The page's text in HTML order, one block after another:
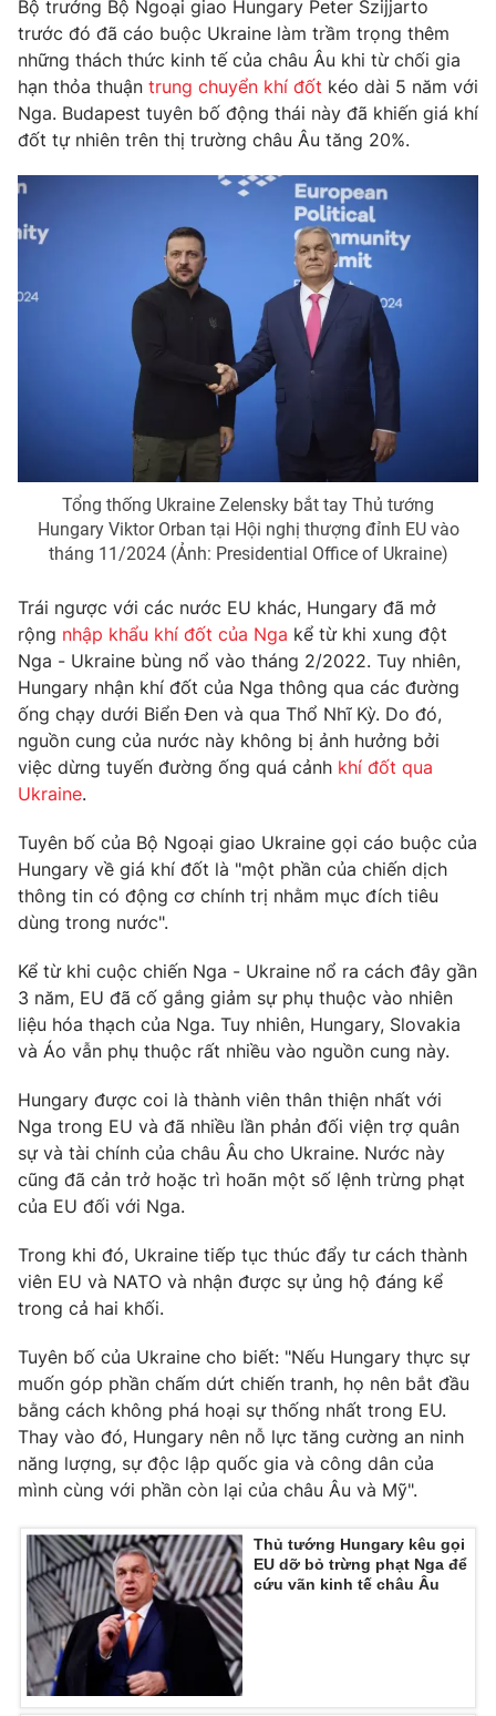
Sản phẩm
Thị trường
Tư vấn
Giao lưu trực tuyến
Lịch phát sóng
Chuyên mục khác
Emagazine Podcast
Infographic
Shorts video
VTV Thể thao
VTV Sức khoẻ
Thị trường 24h Tấm lòng Việt
VTV9 VTV8
Liên hệ tòa soạn English
Theo dõi báo trên
Cơ quan chủ quản: Đài Truyền hình Việt Nam
Cơ quan báo chí:Thời báo VTV
Giấy phép hoạt động báo in và báo điện tử số 483/GP-BTTTT
Tổng Biên tập: Vũ Thanh Thủy
Phó Tổng Biên tập:Nguyễn Thị Mỹ Hạnh, Phạm Quốc Thắng,
Nguyễn Trọng Ninh
Tổng đài VTV:024.38 355 931 - 024.38 355 932
Email:toasoan@vtv.vn
Liên hệ quảng cáo: 024-7300.7108
® Cấm sao chép dưới mọi hình thức nếu không có sự chấp
thuận bằng văn bản. Ghi rõ nguồn VTV.vn khi phát hành lại
thông tin từ website này.
Bộ trưởng Bộ Ngoại giao Hungary Peter Szijjarto
trước đó đã cáo buộc Ukraine làm trầm trọng thêm
những thách thức kinh tế của châu Âu khi từ chối gia
hạn thỏa thuận trung chuyển khí đốt kéo dài 5 năm với
Nga. Budapest tuyên bố động thái này đã khiến giá khí
đốt tự nhiên trên thị trường châu Âu tăng 20%.
Tổng thống Ukraine Zelensky bắt tay Thủ tướng
Hungary Viktor Orban tại Hội nghị thượng đỉnh EU vào
tháng 11/2024 (Ảnh: Presidential Office of Ukraine)
Trái ngược với các nước EU khác, Hungary đã mở
rộng nhập khẩu khí đốt của Nga kể từ khi xung đột
Nga - Ukraine bùng nổ vào tháng 2/2022. Tuy nhiên,
Hungary nhận khí đốt của Nga thông qua các đường
ống chạy dưới Biển Đen và qua Thổ Nhĩ Kỳ. Do đó,
nguồn cung của nước này không bị ảnh hưởng bởi
việc dừng tuyến đường ống quá cảnh khí đốt qua
Ukraine.
Tuyên bố của Bộ Ngoại giao Ukraine gọi cáo buộc của
Hungary về giá khí đốt là "một phần của chiến dịch
thông tin có động cơ chính trị nhằm mục đích tiêu
dùng trong nước".
Kể từ khi cuộc chiến Nga - Ukraine nổ ra cách đây gần
3 năm, EU đã cố gắng giảm sự phụ thuộc vào nhiên
liệu hóa thạch của Nga. Tuy nhiên, Hungary, Slovakia
và Áo vẫn phụ thuộc rất nhiều vào nguồn cung này.
Hungary được coi là thành viên thân thiện nhất với
Nga trong EU và đã nhiều lần phản đối viện trợ quân
sự và tài chính của châu Âu cho Ukraine. Nước này
cũng đã cản trở hoặc trì hoãn một số lệnh trừng phạt
của EU đối với Nga.
Trong khi đó, Ukraine tiếp tục thúc đẩy tư cách thành
viên EU và NATO và nhận được sự ủng hộ đáng kể
trong cả hai khối.
Tuyên bố của Ukraine cho biết: "Nếu Hungary thực sự
muốn góp phần chấm dứt chiến tranh, họ nên bắt đầu
bằng cách không phá hoại sự thống nhất trong EU.
Thay vào đó, Hungary nên nỗ lực tăng cường an ninh
năng lượng, sự độc lập quốc gia và công dân của
mình cùng với phần còn lại của châu Âu và Mỹ".
Thủ tướng Hungary kêu gọi
EU dỡ bỏ trừng phạt Nga để
cứu vãn kinh tế châu Âu